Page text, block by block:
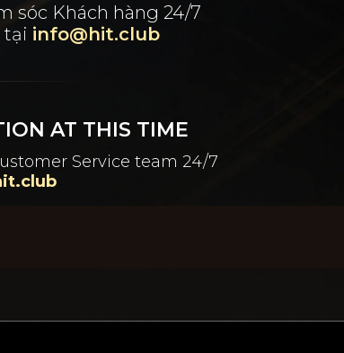
sóc Khách hàng 24/7
tại info@hit.club
AT THIS TIME
Service team 24/7